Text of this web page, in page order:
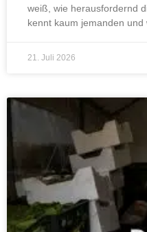
weiß, wie herausfordernd
kennt kaum jemanden und
21. Juli 2026